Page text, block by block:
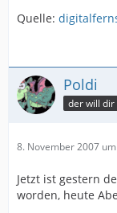
Quelle:
Poldi
der will
8. November 2007
Jetzt ist gestern
worden, heute